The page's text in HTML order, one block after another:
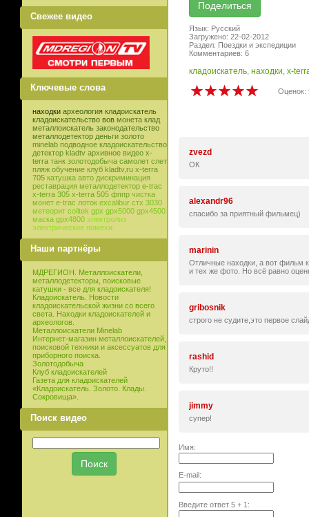
Свежее видео
Ключевые слова
находки археология кладоискатель
кладоискательство вов монета клад
металлоискатель законодательство
металлодетектор деньги золото
minelab подводное кладоискательство
детектор kladtv архивное видео x-
terra танк золотодобыча самолет слет
пляж обучение клуб kladtv,ru x-terra
705 катушка авто дискриминация
реставрация металлодетектор e-trac
x-terra 305 x-terra 505 фппр чистка
монет e-trac лоток excalibur стх 3030
метеорит coiltek gpx gpx5000 gpx4500
маска gpx4800 электролиз
электрические помехи
Наши партнёры
МДРЕГИОН. Металлоискатели,
металлодетекторы, поисковые
катушки - все для кладоискателя!
Кладоискатель. Новости
кладоискательской жизни со всего
света. Находки кладоискателей и
археологов.
Металлоискатели Minelab
Интернет-магазин металлоискателей,
поисковой техники и аксессуатов для
приборного поиска.
Золотодобыча
Клуб кладоискателей
Газета для кладоискателей
«Кладоискатель. Золото. Клады.
Сокровища».
Поиск видео
Язык: Русский
Загружено: 22-02-2012
Раздел: Поездки и экспедиции
Комментариев: 6
кладоискатель, находки, x-
Оценок:
zvezd
ОК
alexandr96
спасибо за приятный фильмец)
marinin
Отличные находки, а вот фильм
и тех же фото. Но всё равно
gribosnik
строго не судите,это первое
rashid
Круто!!
jimmy
супер!
Имя:
E-mail:
Введите ответ 5+ 1 :